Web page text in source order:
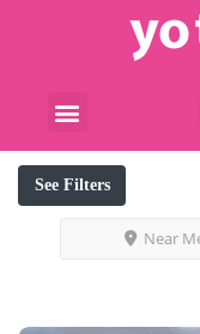
See Filters
Near